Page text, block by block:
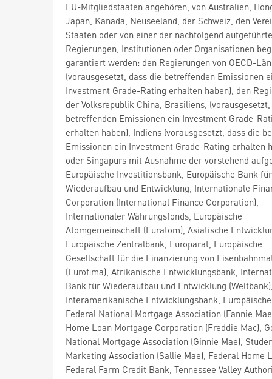
EU-Mitgliedstaaten angehören, von Australien,
Japan, Kanada, Neuseeland, der Schweiz, den
Staaten oder von einer der nachfolgend
Regierungen, Institutionen oder Organisationen
garantiert werden: den Regierungen von OECD-
(vorausgesetzt, dass die betreffenden Emissionen
Investment Grade-Rating erhalten haben), den
der Volksrepublik China, Brasiliens,
betreffenden Emissionen ein Investment Grade-
erhalten haben), Indiens (vorausgesetzt, dass die
Emissionen ein Investment Grade-Rating erhalten
oder Singapurs mit Ausnahme der vorstehend
Europäische Investitionsbank, Europäische Bank für
Wiederaufbau und Entwicklung, Internationale
Corporation (International Finance Corporation),
Internationaler Währungsfonds, Europäische
Atomgemeinschaft (Euratom), Asiatische
Europäische Zentralbank, Europarat, Europäische
Gesellschaft für die Finanzierung von
(Eurofima), Afrikanische Entwicklungsbank,
Bank für Wiederaufbau und Entwicklung
Interamerikanische Entwicklungsbank,
Federal National Mortgage Association (Fannie
Home Loan Mortgage Corporation (Freddie Mac),
National Mortgage Association (Ginnie Mae),
Marketing Association (Sallie Mae), Federal Home
Federal Farm Credit Bank, Tennessee Valley